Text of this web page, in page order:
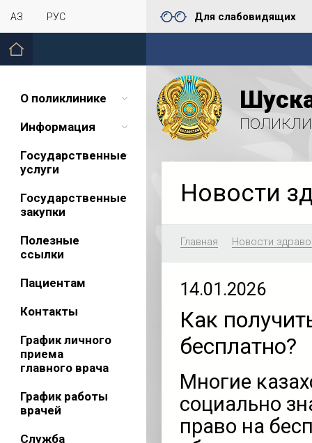
ҚАЗ РУС Для слабовидящих
О поликлинике
Информация
Государственные
услуги
Государственные
закупки
Полезные
ссылки
Пациентам
Контакты
График личного
приема
главного врача
График работы
врачей
Служба
Новости
Главная Новости
14.01.2026
Как
бесплатно?
Многие
социально
право на